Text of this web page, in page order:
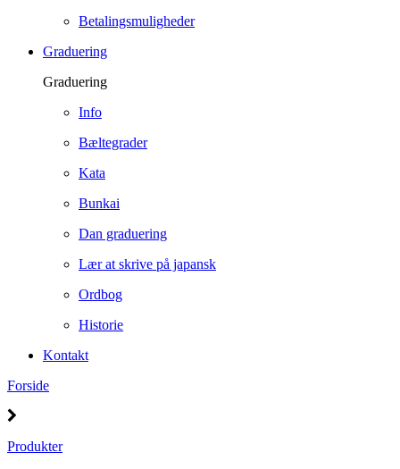
Betalingsmuligheder
Graduering
Graduering
Info
Bæltegrader
Kata
Bunkai
Dan graduering
Lær at skrive på japansk
Ordbog
Historie
Kontakt
Forside
Produkter